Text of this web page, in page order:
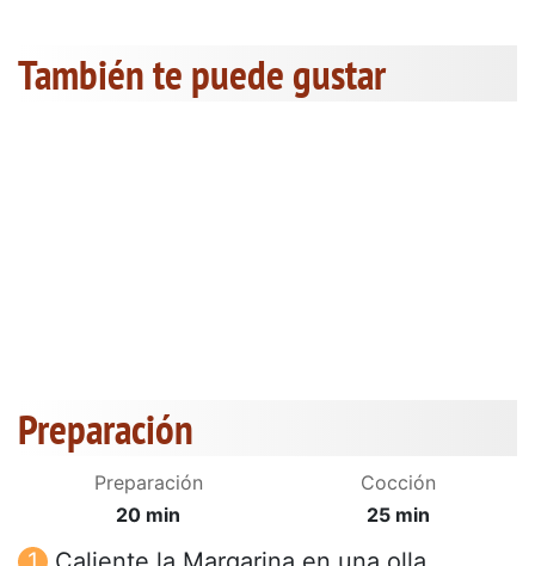
También te puede gustar
Preparación
Preparación
20 min
Cocción
25 min